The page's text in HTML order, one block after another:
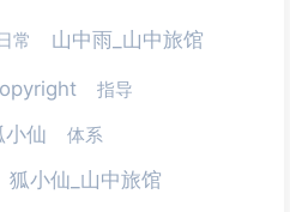
常 山中雨_山中旅馆
指导
小仙 体系
狐小仙_山中旅馆